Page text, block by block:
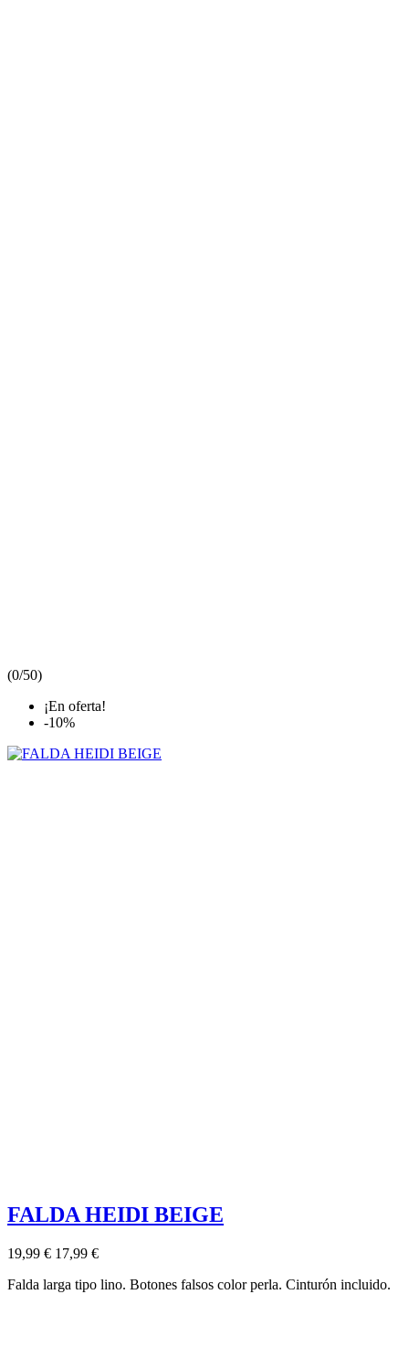
(0/50)
¡En oferta!
-10%
FALDA HEIDI BEIGE
19,99 € 17,99 €
Falda larga tipo lino. Botones falsos color perla. Cinturón incluido.